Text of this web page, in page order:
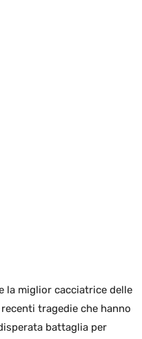
la miglior cacciatrice delle
tragedie che hanno
battaglia per